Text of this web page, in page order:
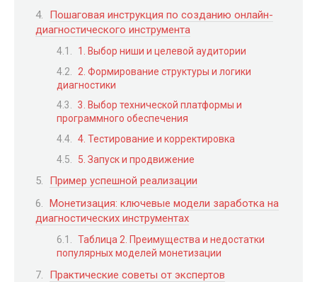
Пошаговая инструкция по созданию онлайн-
диагностического инструмента
1. Выбор ниши и целевой аудитории
2. Формирование структуры и логики
диагностики
3. Выбор технической платформы и
программного обеспечения
4. Тестирование и корректировка
5. Запуск и продвижение
Пример успешной реализации
Монетизация: ключевые модели заработка на
диагностических инструментах
Таблица 2. Преимущества и недостатки
популярных моделей монетизации
Практические советы от экспертов